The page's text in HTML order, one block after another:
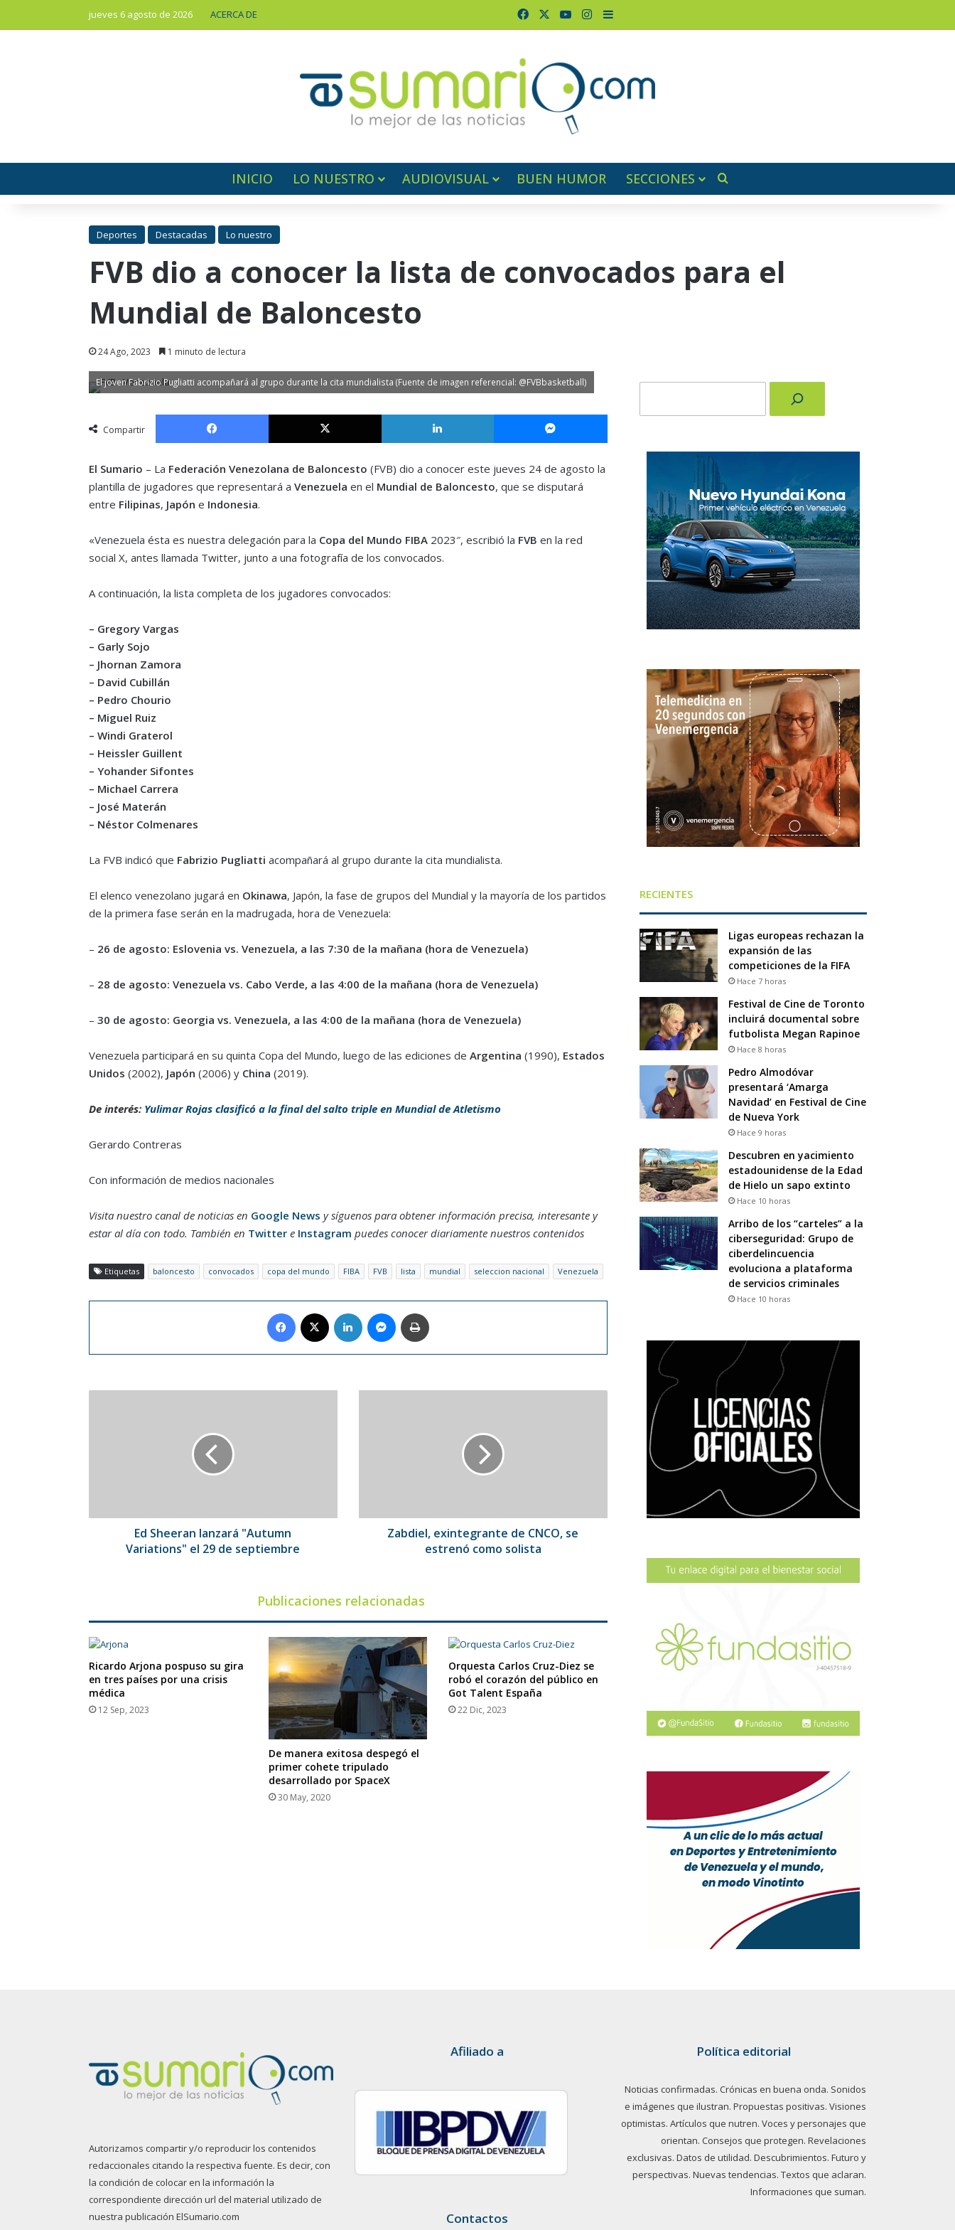
jueves 6 agosto de 2026 ACERCA DE FacebookYouTubeInstagram
Barra lateral
INICIO LO NUESTRO AUDIOVISUAL BUEN HUMOR SECCIONES
Deportes Destacadas Lo nuestro
FVB dio a conocer la lista de convocados para el
Mundial de Baloncesto
24 Ago, 2023 1 minuto de lectura
El joven Fabrizio Pugliatti acompañará al grupo durante la cita mundialista (Fuente de imagen referencial: @FVBbasketball)
Compartir
Facebook X LinkedIn Messenger
El Sumario – La Federación Venezolana de Baloncesto (FVB) dio a conocer este jueves 24 de agosto la
plantilla de jugadores que representará a Venezuela en el Mundial de Baloncesto, que se disputará
entre Filipinas, Japón e Indonesia.
«Venezuela ésta es nuestra delegación para la Copa del Mundo FIBA2023″, escribió la FVB en la red
social X, antes llamada Twitter, junto a una fotografía de los convocados.
A continuación, la lista completa de los jugadores convocados:
– Gregory Vargas
– Garly Sojo
– Jhornan Zamora
– David Cubillán
– Pedro Chourio
– Miguel Ruiz
– Windi Graterol
– Heissler Guillent
– Yohander Sifontes
– Michael Carrera
– José Materán
– Néstor Colmenares
La FVB indicó que Fabrizio Pugliatti acompañará al grupo durante la cita mundialista.
El elenco venezolano jugará en Okinawa, Japón, la fase de grupos del Mundial y la mayoría de los partidos
de la primera fase serán en la madrugada, hora de Venezuela:
– 26 de agosto: Eslovenia vs. Venezuela, a las 7:30 de la mañana (hora de Venezuela)
– 28 de agosto: Venezuela vs. Cabo Verde, a las 4:00 de la mañana (hora de Venezuela)
– 30 de agosto: Georgia vs. Venezuela, a las 4:00 de la mañana (hora de Venezuela)
Venezuela participará en su quinta Copa del Mundo, luego de las ediciones de Argentina (1990), Estados
Unidos (2002), Japón (2006) y China (2019).
De interés: Yulimar Rojas clasificó a la final del salto triple en Mundial de Atletismo
Gerardo Contreras
Con información de medios nacionales
Visita nuestro canal de noticias en Google News y síguenos para obtener información precisa, interesante y
estar al día con todo. También en Twittere Instagram puedes conocer diariamente nuestros contenidos
Etiquetas baloncesto convocados copa del mundo FIBA FVB lista mundial seleccion nacional Venezuela
Facebook LinkedIn Messenger
septiembre
Ed Sheeran lanzará "Autumn
Variations" el 29 de septiembre
Zabdiel, exintegrante de CNCO, se
estrenó como solista
Publicaciones relacionadas
Ricardo Arjona pospuso su gira
en tres países por una crisis
médica
12 Sep, 2023
De manera exitosa despegó el
primer cohete tripulado
desarrollado por SpaceX
30 May, 2020
Orquesta Carlos Cruz-Diez se
robó el corazón del público en
Got Talent España
22 Dic, 2023
RECIENTES
Ligas europeas rechazan la
expansión de las
competiciones de la FIFA
Hace 7 horas
Festival de Cine de Toronto
incluirá documental sobre
futbolista Megan Rapinoe
Hace 8 horas
Pedro Almodóvar
presentará ‘Amarga
Navidad’ en Festival de Cine
de Nueva York
Hace 9 horas
Descubren en yacimiento
estadounidense de la Edad
de Hielo un sapo extinto
Hace 10 horas
Arribo de los “carteles” a la
ciberseguridad: Grupo de
ciberdelincuencia
evoluciona a plataforma
de servicios criminales
Hace 10 horas
Autorizamos compartir y/o reproducir los contenidos
redaccionales citando la respectiva fuente. Es decir, con
la condición de colocar en la información la
correspondiente dirección url del material utilizado de
nuestra publicación ElSumario.com
Afiliado a
Contactos
Política editorial
Noticias confirmadas. Crónicas en buena onda. Sonidos
e imágenes que ilustran. Propuestas positivas. Visiones
optimistas. Artículos que nutren. Voces y personajes que
orientan. Consejos que protegen. Revelaciones
exclusivas. Datos de utilidad. Descubrimientos. Futuro y
perspectivas. Nuevas tendencias. Textos que aclaran.
Informaciones que suman.